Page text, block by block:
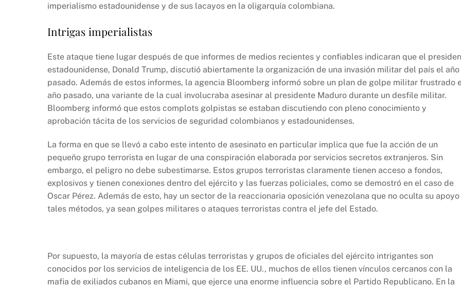
imperialismo estadounidense y de sus lacayos en la oligarquía colombiana.
Intrigas imperialistas
Este ataque tiene lugar después de que informes de medios recientes y confiables indicaran que el
estadounidense, Donald Trump, discutió abiertamente la organización de una invasión militar del país el año
pasado. Además de estos informes, la agencia Bloomberg informó sobre un plan de golpe militar frustrado
año pasado, una variante de la cual involucraba asesinar al presidente Maduro durante un desfile militar.
Bloomberg informó que estos complots golpistas se estaban discutiendo con pleno conocimiento y
aprobación tácita de los servicios de seguridad colombianos y estadounidenses.
La forma en que se llevó a cabo este intento de asesinato en particular implica que fue la acción de un
pequeño grupo terrorista en lugar de una conspiración elaborada por servicios secretos extranjeros. Sin
embargo, el peligro no debe subestimarse. Estos grupos terroristas claramente tienen acceso a fondos,
explosivos y tienen conexiones dentro del ejército y las fuerzas policiales, como se demostró en el caso de
Oscar Pérez. Además de esto, hay un sector de la reaccionaria oposición venezolana que no oculta su apoyo
tales métodos, ya sean golpes militares o ataques terroristas contra el jefe del Estado.
Por supuesto, la mayoría de estas células terroristas y grupos de oficiales del ejército intrigantes son
conocidos por los servicios de inteligencia de los EE. UU., muchos de ellos tienen vínculos cercanos con la
mafia de exiliados cubanos en Miami, que ejerce una enorme influencia sobre el Partido Republicano. En la